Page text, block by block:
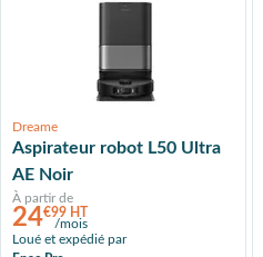
Dreame
Aspirateur robot L50 Ultra
AE Noir
À partir de
24€99 HT
/mois
Loué et expédié par